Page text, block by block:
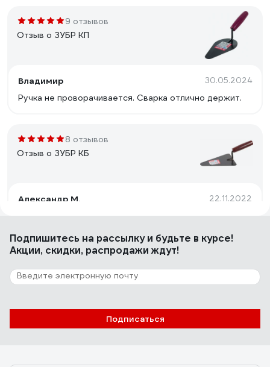
9 отзывов
Отзыв о ЗУБР КП
Владимир 30.05.2024
Ручка не проворачивается. Сварка отлично держит.
8 отзывов
Отзыв о ЗУБР КБ
Александр М. 22.11.2022
хороший
5 отзывов
Отзыв о ЗУБР КО
Подпишитесь на рассылкуи будьте в курсе!
Акции, скидки, распродажи ждут!
Подписаться